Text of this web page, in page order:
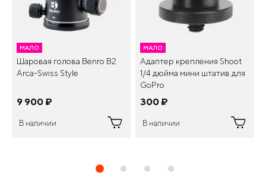
МАЛО
Шаровая голова Benro B2
Arca-Swiss Style
9 900 ¤
В наличии
МАЛО
Адаптер крепления Shoot
1/4 дюйма мини штатив для
GoPro
300 ¤
В наличии